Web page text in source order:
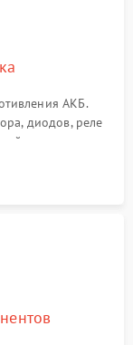
АКБ.
диодов, реле
поиск вздутых
плате.